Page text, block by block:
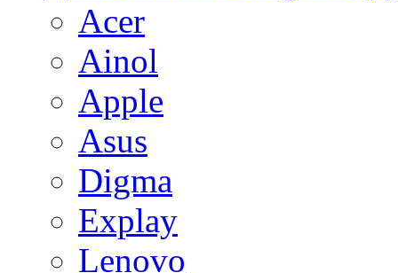
Acer
Ainol
Apple
Asus
Digma
Explay
Lenovo